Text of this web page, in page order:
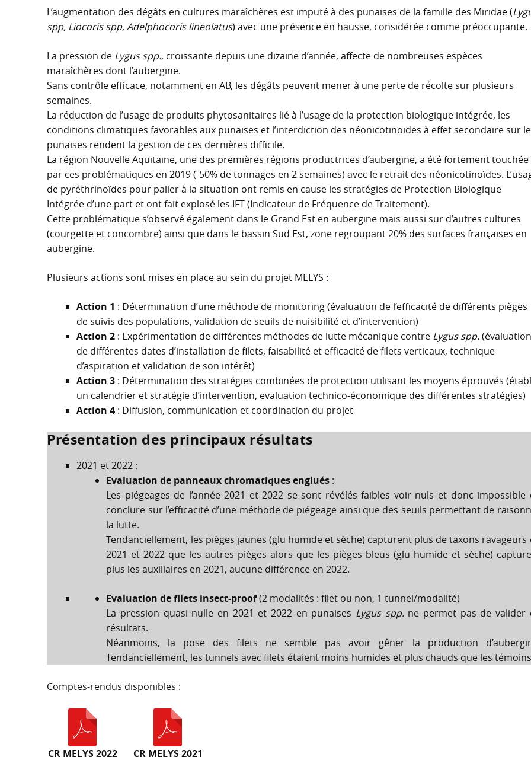
L’augmentation des dégâts en cultures maraîchères est imputé à des punaises de la famille des Miridae (
spp, Liocoris spp, Adelphocoris lineolatus) avec une présence en hausse, considérée comme préoccupante.
La pression de Lygus spp., croissante depuis une dizaine d’année, affecte de nombreuses espèces
maraîchères dont l’aubergine.
Sans contrôle efficace, notamment en AB, les dégâts peuvent mener à une perte de récolte sur plusieurs
semaines.
La réduction de l’usage de produits phytosanitaires lié à l’usage de la protection biologique intégrée, les
conditions climatiques favorables aux punaises et l’interdiction des néonicotinoïdes à effet secondaire sur
punaises rendent la gestion de ces dernières difficile.
La région Nouvelle Aquitaine, une des premières régions productrices d’aubergine, a été fortement touchée
par ces problématiques en 2019 (-50% de tonnages en 2 semaines) avec le retrait des néonicotinoïdes.
de pyréthrinoïdes pour palier à la situation ont remis en cause les stratégies de Protection Biologique
Intégrée d’une part et ont fait explosé les IFT (Indicateur de Fréquence de Traitement).
Cette problématique s’observé également dans le Grand Est en aubergine mais aussi sur d’autres cultures
(courgette et concombre) ainsi que dans le bassin Sud Est, zone regroupant 20% des surfaces françaises en
aubergine.
Plusieurs actions sont mises en place au sein du projet MELYS :
Action 1 : Détermination d’une méthode de monitoring (évaluation de l’efficacité de différents pièges
de suivis des populations, validation de seuils de nuisibilité et d’intervention)
Action 2 : Expérimentation de différentes méthodes de lutte mécanique contre Lygus spp.(évaluation
de différentes dates d’installation de filets, faisabilité et efficacité de filets verticaux, technique
d’aspiration et validation de son intérêt)
Action 3 : Détermination des stratégies combinées de protection utilisant les moyens éprouvés
un calendrier et stratégie d’intervention, evaluation technico-économique des différentes stratégies)
Action 4 : Diffusion, communication et coordination du projet
Présentation des principaux résultats
2021 et 2022 :
Evaluation de panneaux chromatiques englués :
Les piégeages de l’année 2021 et 2022 se sont révélés faibles voir nuls et donc impossible
conclure sur l’efficacité d’une méthode de piégeage ainsi que des seuils permettant de
la lutte.
Tendanciellement, les pièges jaunes (glu humide et sèche) capturent plus de taxons ravageurs
2021 et 2022 que les autres pièges alors que les pièges bleus (glu humide et sèche)
plus les auxiliaires en 2021, aucune différence en 2022.
Evaluation de filets insect-proof(2 modalités : filet ou non, 1 tunnel/modalité)
La pression quasi nulle en 2021 et 2022 en punaises Lygus spp.ne permet pas de valider
résultats.
Néanmoins, la pose des filets ne semble pas avoir gêner la production
Tendanciellement, les tunnels avec filets étaient moins humides et plus chauds que les
Comptes-rendus disponibles :
CR MELYS 2022 CR MELYS 2021